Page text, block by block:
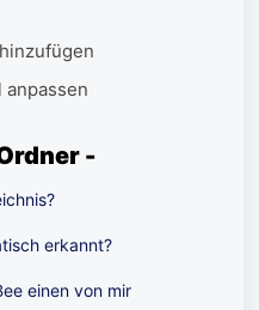
anpassen
-
erkannt?
einen von mir